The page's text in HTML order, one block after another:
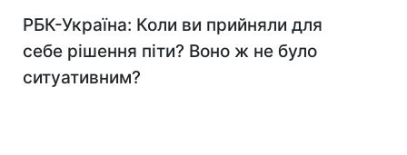
РБК-Україна: Коли ви прийняли для
себе рішення піти? Воно ж не було
ситуативним?